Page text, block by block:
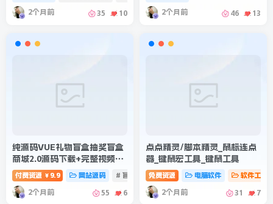
2个月前 35 10 2个月前 46 13
纯源码VUE礼物盲盒抽奖盲盒
商城2.0源码下载+完整视频教
程
付费资源 ￥ 9.9 网站源码 # 盲盒 # 抽奖盲盒 # 盲盒抽奖系统
2个月前 55 6
点点精灵/脚本精灵_鼠标连点
器_键鼠宏工具_键鼠工具
免费资源 电脑软件 软件工具
2个月前 31 7